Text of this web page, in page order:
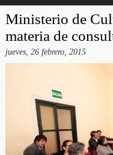
Ministerio de
materia de
jueves, 26 febrero, 2015